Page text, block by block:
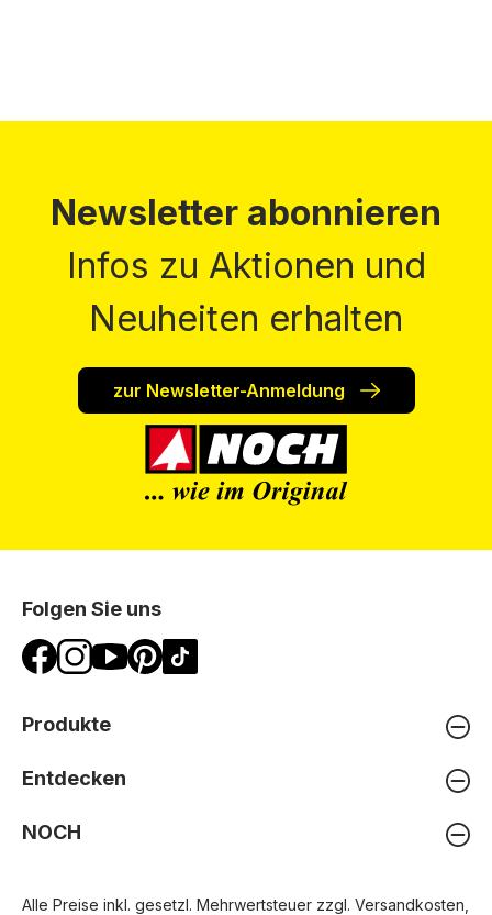
Newsletter abonnieren
Infos zu Aktionen und
Neuheiten erhalten
zur Newsletter-Anmeldung
Folgen Sie uns
Produkte
Entdecken
NOCH
Alle Preise inkl. gesetzl. Mehrwertsteuer zzgl. Versandkosten